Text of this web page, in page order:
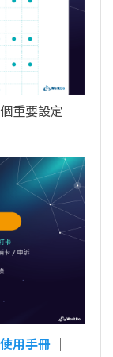
重要設定 │
用手冊│